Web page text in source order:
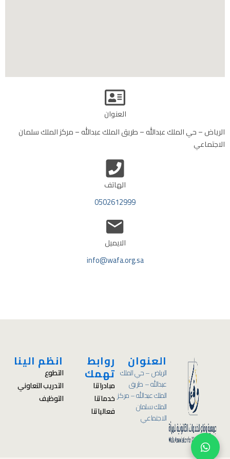
العنوان
الرياض – حي الملك عبدالله – طريق الملك عبدالله – مركز الملك سلمان
الاجتماعي
الهاتف
0502612999
الايميل
info@wafa.org.sa
العنوان
الرياض – حي الملك
عبدالله – طريق
الملك عبدالله – مركز
الملك سلمان
الاجتماعي
روابط
تهمك
مبادراتنا
خدماتنا
فعالياتنا
انظم الينا
التطوع
التدريب التعاوني
التوظيف